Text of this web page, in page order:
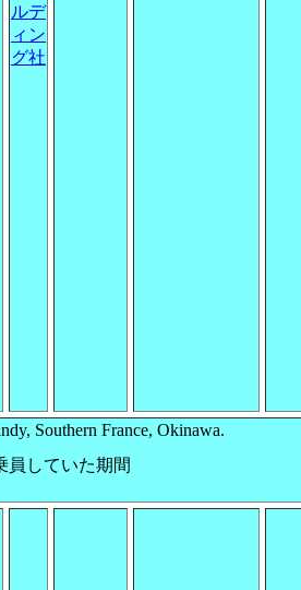
ルデ
ィン
グ社
Southern France, Okinawa.
員していた期間